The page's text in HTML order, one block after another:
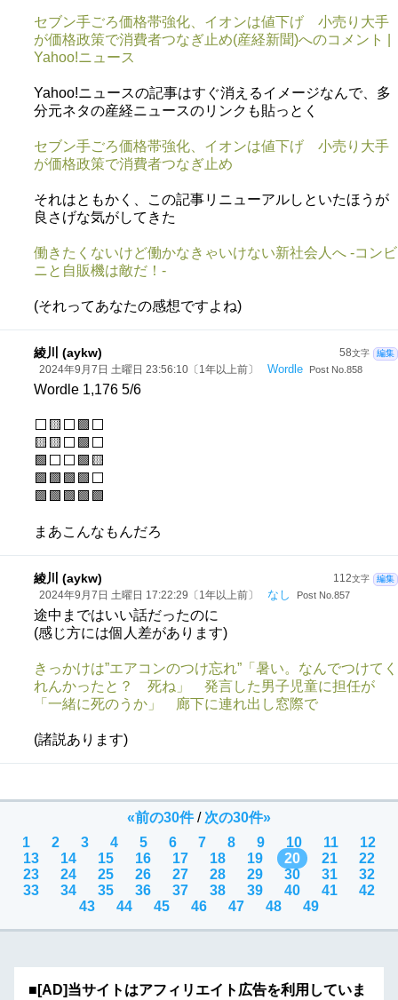
セブン手ごろ価格帯強化、イオンは値下げ 小売り大手
が価格政策で消費者つなぎ止め(産経新聞)へのコメント |
Yahoo!ニュース
Yahoo!ニュースの記事はすぐ消えるイメージなんで、多
分元ネタの産経ニュースのリンクも貼っとく
セブン手ごろ価格帯強化、イオンは値下げ 小売り大手
が価格政策で消費者つなぎ止め
それはともかく、この記事リニューアルしといたほうが
良さげな気がしてきた
働きたくないけど働かなきゃいけない新社会人へ -コンビ
ニと自販機は敵だ！-
(それってあなたの感想ですよね)
58文字 編集
綾川 (aykw)
2024年9月7日 土曜日 23:56:10〔1年以上前〕 Wordle Post No.858
Wordle 1,176 5/6
⬜🟨⬜🟩⬜
🟨🟨⬜🟩⬜
🟩⬜⬜🟩🟨
🟩🟩🟩🟩⬜
🟩🟩🟩🟩🟩
まあこんなもんだろ
112文字 編集
綾川 (aykw)
2024年9月7日 土曜日 17:22:29〔1年以上前〕 なし Post No.857
途中まではいい話だったのに
(感じ方には個人差があります)
きっかけは”エアコンのつけ忘れ”「暑い。なんでつけてく
れんかったと？ 死ね」 発言した男子児童に担任が
「一緒に死のうか」 廊下に連れ出し窓際で
(諸説あります)
«前の30件 / 次の30件»
1
2 3 4 5 6 7 8 9 10 11
12
13
14 15 16 17 18 19 20 21
22
23
24 25 26 27 28 29 30 31
32
33
34 35 36 37 38 39 40 41
42
43
44 45 46 47 48 49
■[AD]当サイトはアフィリエイト広告を利用していま